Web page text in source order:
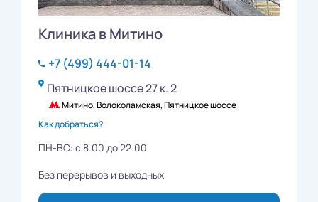
Клиника в Митино
+7 (499) 444-01-14
Пятницкое шоссе 27 к. 2
Митино, Волоколамская, Пятницкое шоссе
Как добраться?
ПН-ВС: с 8.00 до 22.00
Без перерывов и выходных